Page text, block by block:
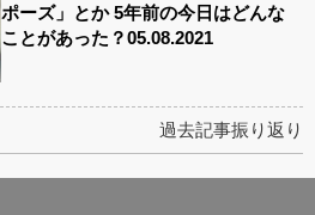
ポーズ」とか 5年前の今日はどんな
ことがあった？05.08.2021
過去記事振り返り